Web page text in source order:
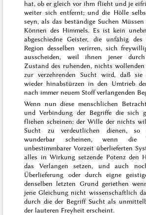
hat, ob er gleich vor ihm flieht und je
weiter sich entfernt; und die Hölle
seyn, als das beständige Suchen
Können des Himmels. Es ist kein
abgeschiedne Geister, die unfähig
Region desselben verirren, sich
ausscheiden, weil ihnen jener
Zustand des ruhenden, nichts
zur verzehrenden Sucht wird, daß
wieder hinabstürzen in den Umtrieb
nach immer neuem Stoff verlangenden
Wenn nun diese menschlichen
und Verbindung der Begriffe die sich
fliehen scheinen: der Wille der nichts
Sucht zu verdeutlichen dienen, so
wunderbar scheinen, wenn die
unbestimmbarer Vorzeit überlieferten
alles in Wirkung setzende Potenz den
das Verlangen setzen, und auch
Überlieferung oder durch eigne
denselben letzten Grund geriethen
jene Gleichung nicht wissenschaftlich
durch die der Begriff Sucht als
der lauteren Freyheit erscheint.